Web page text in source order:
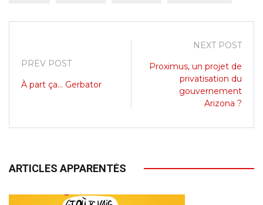
PREV POST
À part ça... Gerbator
NEXT POST
Proximus, un projet de
privatisation du
gouvernement
Arizona ?
ARTICLES APPARENTÉS